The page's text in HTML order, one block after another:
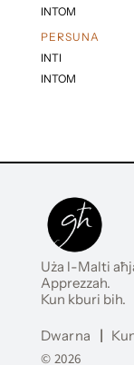
INTOM
PERSUNA
INTI
INTOM
Uża l-Malti
Apprezzah.
Kun kburi bih.
Dwarna |
© 2026